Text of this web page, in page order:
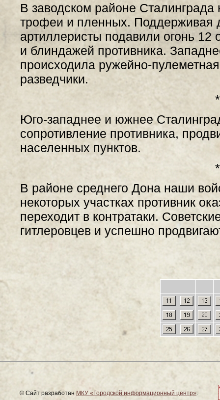
В заводском районе
трофеи и пленных. Поддерживая
артиллеристы подавили огонь 12
и блиндажей противника.
происходила ружейно-
разведчики.
Юго-западнее и южнее
сопротивление противника,
населенных пунктов.
В районе среднего Дона наши
некоторых участках противник
переходит в контратаки.
гитлеровцев и успешно
© Сайт разработан МКУ «Городской информационный центр».